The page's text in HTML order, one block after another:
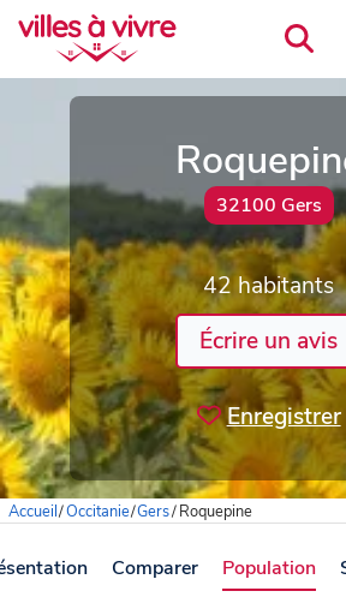
32100 Gers
42 habitants
Écrire un avis
Enregistrer
Accueil/Occitanie/Gers/Roquepine
Comparer Population